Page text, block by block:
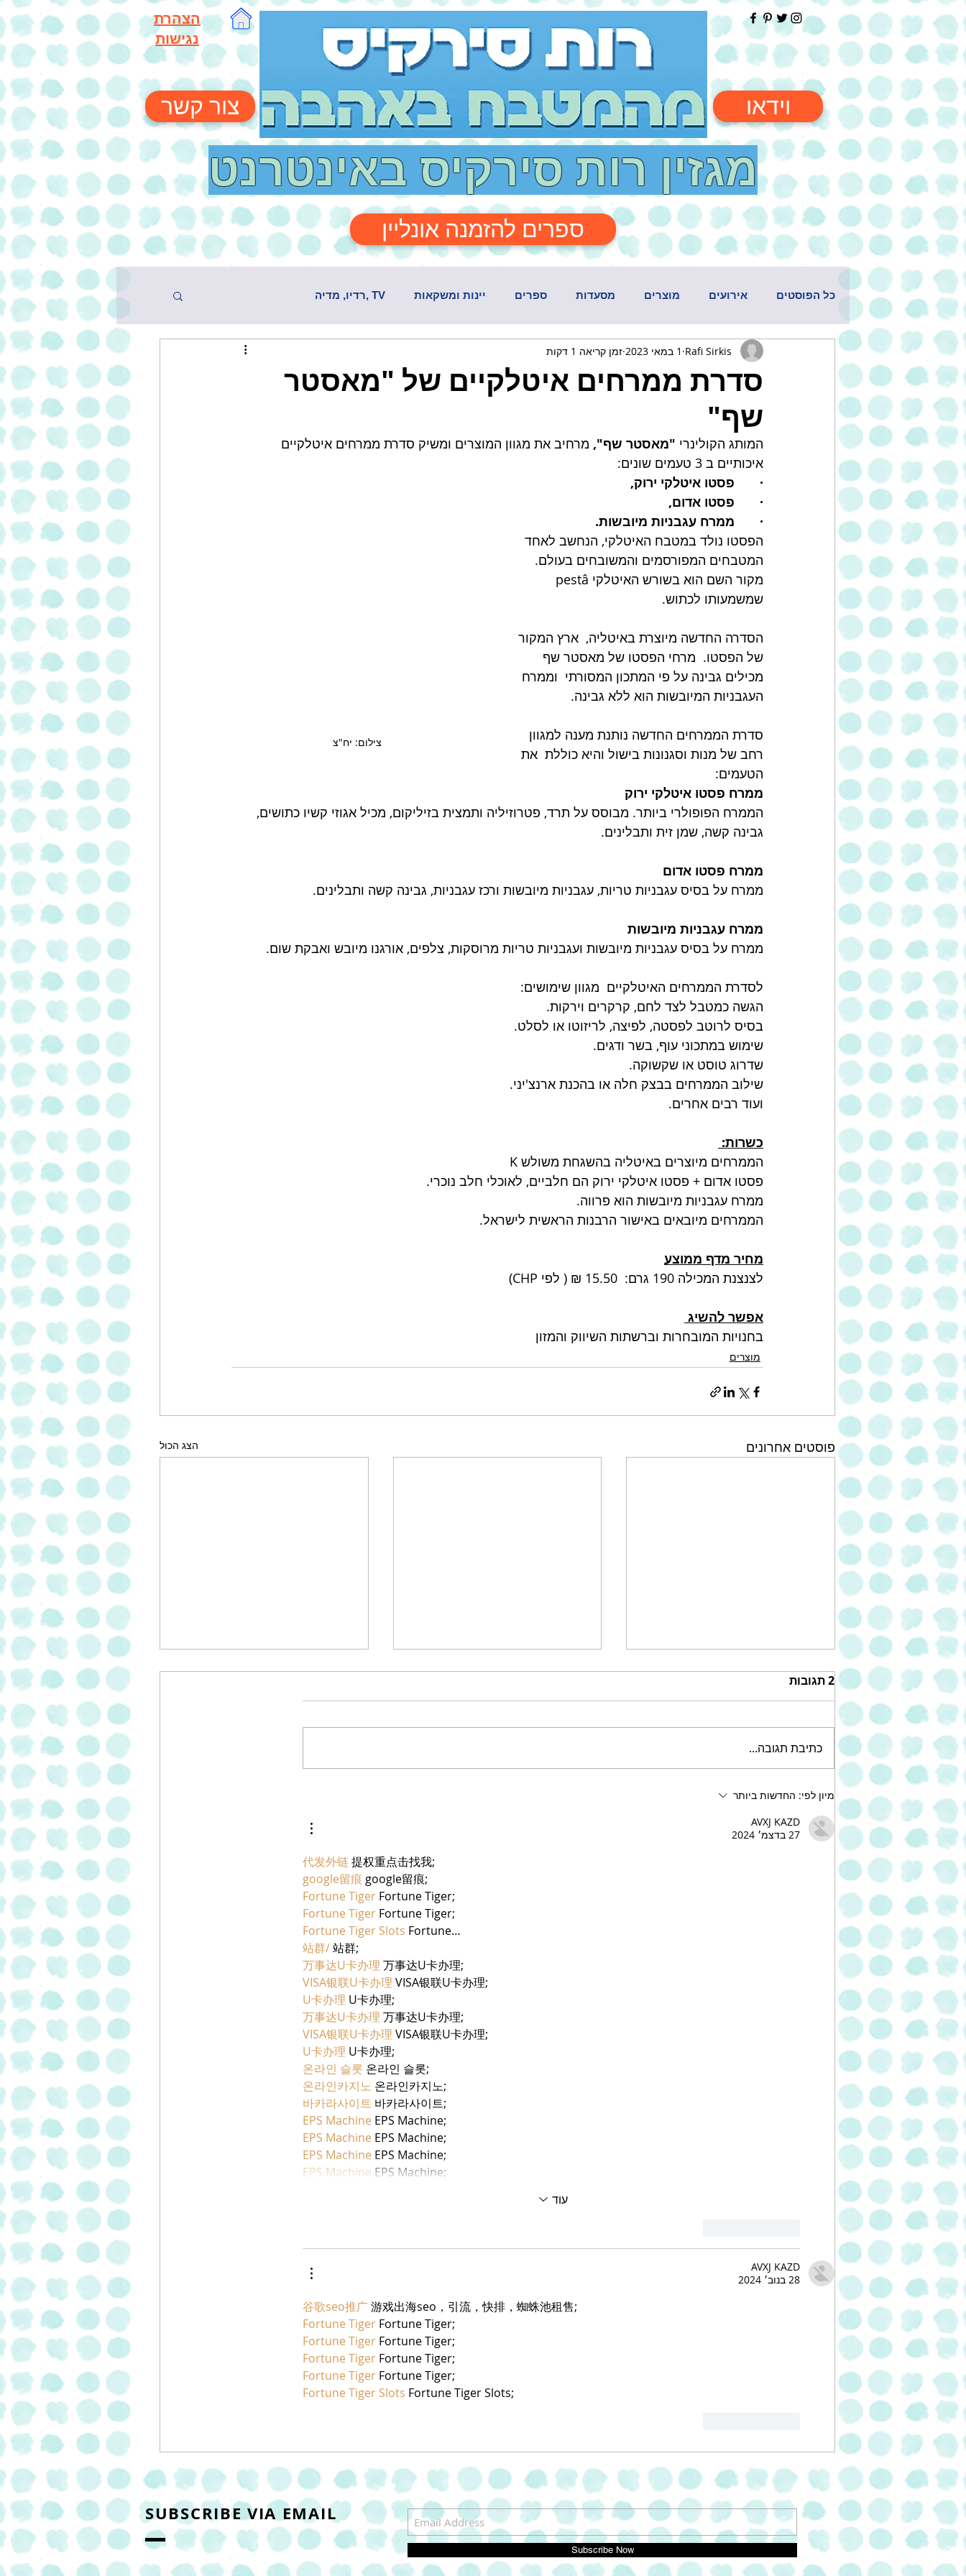
הצהרת
נגישות
צור קשר וידאו
מגזין רות סירקיס באינטרנט
ספרים להזמנה אונליין
כל הפוסטים אירועים מוצרים מסעדות ספרים יינות ומשקאות TV ,רדיו, מדיה
סדרת ממרחים איטלקיים של "מאסטר
שף"
Rafi Sirkis 1 במאי 2023 זמן קריאה 1 דקות
המותג הקולינרי "מאסטר שף", מרחיב את מגוון המוצרים ומשיק סדרת ממרחים איטלקיים
איכותיים ב 3 טעמים שונים:
·       פסטו איטלקי ירוק,
·       פסטו אדום,
·       ממרח עגבניות מיובשות.
צילום: יח"צ
הפסטו נולד במטבח האיטלקי, הנחשב לאחד
המטבחים המפורסמים והמשובחים בעולם.
שמשמעותו לכתוש.
הסדרה החדשה מיוצרת באיטליה,  ארץ המקור
של הפסטו.  מרחי הפסטו של מאסטר שף
מכילים גבינה על פי המתכון המסורתי  וממרח
העגבניות המיובשות הוא ללא גבינה.
סדרת הממרחים החדשה נותנת מענה למגוון
רחב של מנות וסגנונות בישול והיא כוללת  את
הטעמים:
ממרח פסטו איטלקי ירוק
הממרח הפופולרי ביותר. מבוסס על תרד, פטרוזיליה ותמצית בזיליקום, מכיל אגוזי קשיו כתושים,
גבינה קשה, שמן זית ותבלינים.
ממרח פסטו אדום
ממרח על בסיס עגבניות טריות, עגבניות מיובשות ורכז עגבניות, גבינה קשה ותבלינים.
ממרח עגבניות מיובשות
ממרח על בסיס עגבניות מיובשות ועגבניות טריות מרוסקות, צלפים, אורגנו מיובש ואבקת שום.
לסדרת הממרחים האיטלקיים  מגוון שימושים:
הגשה כמטבל לצד לחם, קרקרים וירקות.
בסיס לרוטב לפסטה, לפיצה, לריזוטו או לסלט.
שימוש במתכוני עוף, בשר ודגים.
שדרוג טוסט או שקשוקה.
שילוב הממרחים בבצק חלה או בהכנת ארנצ'יני.
ועוד רבים אחרים.
כשרות:
הממרחים מיוצרים באיטליה בהשגחת משולש K
פסטו אדום + פסטו איטלקי ירוק הם חלביים, לאוכלי חלב נוכרי.
ממרח עגבניות מיובשות הוא פרווה.
הממרחים מיובאים באישור הרבנות הראשית לישראל.
מחיר מדף ממוצע
לצנצנת המכילה 190 גרם:  15.50 ₪ ( לפי CHP)
אפשר להשיג
בחנויות המובחרות וברשתות השיווק והמזון
מוצרים
פוסטים אחרונים הצג הכול
עוגת שוקולד צ'יפס עשירה של
יחיעם"
2 תגובות
כתיבת תגובה...
מיון לפי: החדשות ביותר
AVXJ KAZD
27 בדצמ׳ 2024
代发外链 提权重点击找我;
google留痕 google留痕;
Fortune Tiger Fortune Tiger;
Fortune Tiger Fortune Tiger;
Fortune Tiger Slots Fortune…
站群/ 站群;
万事达U卡办理 万事达U卡办理;
VISA银联U卡办理 VISA银联U卡办理;
U卡办理 U卡办理;
万事达U卡办理 万事达U卡办理;
VISA银联U卡办理 VISA银联U卡办理;
U卡办理 U卡办理;
온라인 슬롯 온라인 슬롯;
온라인카지노 온라인카지노;
바카라사이트 바카라사이트;
EPS Machine EPS Machine;
EPS Machine EPS Machine;
EPS Machine EPS Machine;
EPS Machine EPS Machine;
עוד
AVXJ KAZD
28 בנוב׳ 2024
谷歌seo推广 游戏出海seo，引流，快排，蜘蛛池租售;
Fortune Tiger Fortune Tiger;
Fortune Tiger Fortune Tiger;
Fortune Tiger Fortune Tiger;
Fortune Tiger Fortune Tiger;
Fortune Tiger Slots Fortune Tiger Slots;
SUBSCRIBE VIA EMAIL
Subscribe Now